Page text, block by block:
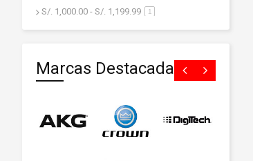
S/. 1,000.00 - S/. 1,199.99 1
S/. 1,200.00y superior 18artículo
Marcas Destacadas